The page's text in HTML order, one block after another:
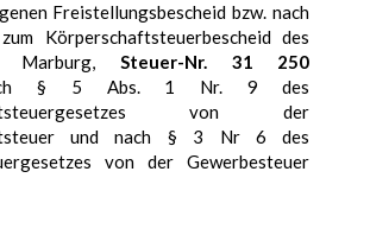
Freistellungsbescheid bzw. nach
Körperschaftsteuerbescheid des
Marburg, Steuer-Nr. 31 250
§ 5 Abs. 1 Nr. 9 des
von der
und nach § 3 Nr 6 des
von der Gewerbesteuer